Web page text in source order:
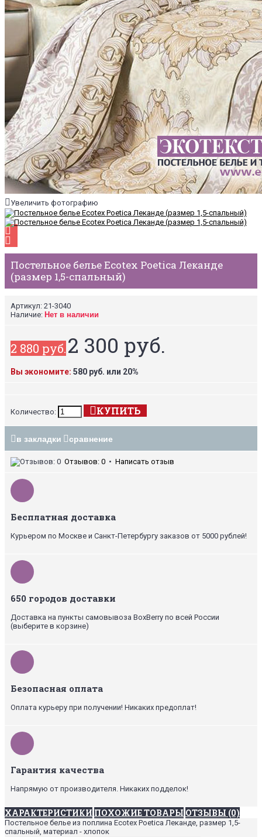
Увеличить фотографию
Постельное белье Ecotex Poetica Леканде
(размер 1,5-спальный)
Артикул: 21-3040
Наличие: Нет в наличии
2 880 руб.2 300 руб.
Вы экономите: 580 руб. или 20%
Количество: КУПИТЬ
в закладки сравнение
Отзывов: 0 • Написать отзыв
Бесплатная доставка
Курьером по Москве и Санкт-Петербургу заказов от 5000 рублей!
650 городов доставки
Доставка на пункты самовывоза BoxBerry по всей России
(выберите в корзине)
Безопасная оплата
Оплата курьеру при получении! Никаких предоплат!
Гарантия качества
Напрямую от производителя. Никаких подделок!
ХАРАКТЕРИСТИКИ ПОХОЖИЕ ТОВАРЫ ОТЗЫВЫ (0)
Постельное белье из поплина Ecotex Poetica Леканде, размер 1,5-
спальный, материал - хлопок